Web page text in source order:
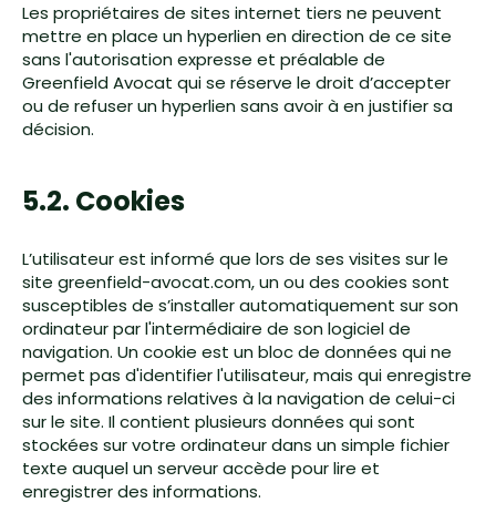
Les propriétaires de sites internet tiers ne peuvent
mettre en place un hyperlien en direction de ce site
sans l'autorisation expresse et préalable de
Greenfield Avocat qui se réserve le droit d’accepter
ou de refuser un hyperlien sans avoir à en justifier sa
décision.
5.2. Cookies
L’utilisateur est informé que lors de ses visites sur le
site greenfield-avocat.com, un ou des cookies sont
susceptibles de s’installer automatiquement sur son
ordinateur par l'intermédiaire de son logiciel de
navigation. Un cookie est un bloc de données qui ne
permet pas d'identifier l'utilisateur, mais qui enregistre
des informations relatives à la navigation de celui-ci
sur le site. Il contient plusieurs données qui sont
stockées sur votre ordinateur dans un simple fichier
texte auquel un serveur accède pour lire et
enregistrer des informations.